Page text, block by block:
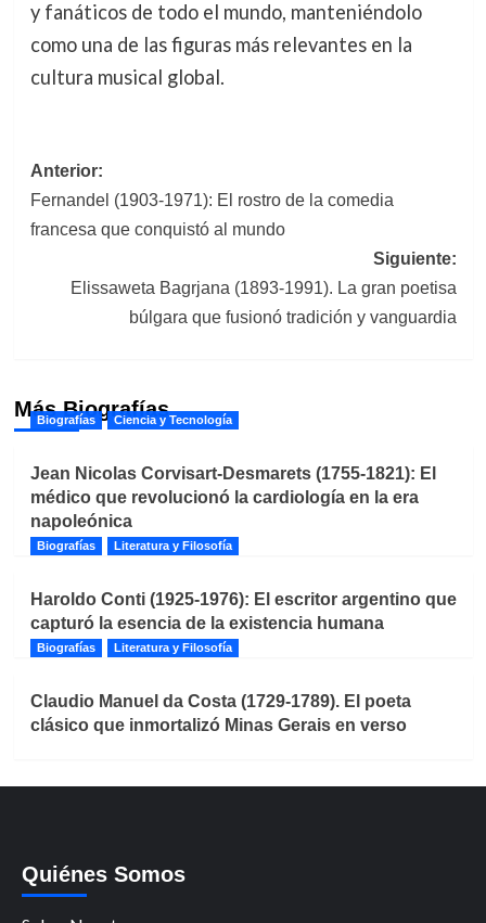
y fanáticos de todo el mundo, manteniéndolo
como una de las figuras más relevantes en la
cultura musical global.
Navegación
de
entradas
Anterior:
Fernandel (1903-1971): El rostro de la comedia
francesa que conquistó al mundo
Siguiente:
Elissaweta Bagrjana (1893-1991). La gran poetisa
búlgara que fusionó tradición y vanguardia
Más Biografías
Biografías Ciencia y Tecnología
Jean Nicolas Corvisart-Desmarets (1755-1821): El
médico que revolucionó la cardiología en la era
napoleónica
Biografías Literatura y Filosofía
Haroldo Conti (1925-1976): El escritor argentino que
capturó la esencia de la existencia humana
Biografías Literatura y Filosofía
Claudio Manuel da Costa (1729-1789). El poeta
clásico que inmortalizó Minas Gerais en verso
Quiénes Somos